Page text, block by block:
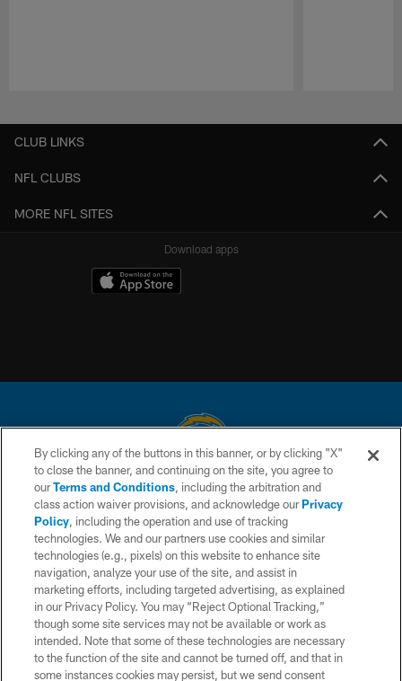
CLUB LINKS
NFL CLUBS
MORE NFL SITES
Download apps
© 2026 Chargers Football Company, LLC. All rights reserved. This website
is managed on a digital platform of the National Football League.
CONTACT US
WEBSITE ACCESSIBILITY
TERMS AND CONDITIONS
PRIVACY POLICY
SITE MAP
AD CHOICES
By clicking any of the buttons in this banner, or by clicking "X"
to close the banner, and continuing on the site, you agree to
ourTerms and Conditions, including the arbitration and
class action waiver provisions, and acknowledge ourPrivacy
Policy, including the operation and use of tracking
technologies. We and our partners use cookies and similar
technologies (e.g., pixels) on this website to enhance site
navigation, analyze your use of the site, and assist in
marketing efforts, including targeted advertising, as explained
in our Privacy Policy. You may “Reject Optional Tracking,”
though some site services may not be available or work as
intended. Note that some of these technologies are necessary
to the function of the site and cannot be turned off, and that in
some instances cookies may persist, but we send consent